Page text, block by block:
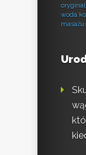
woda
masażu